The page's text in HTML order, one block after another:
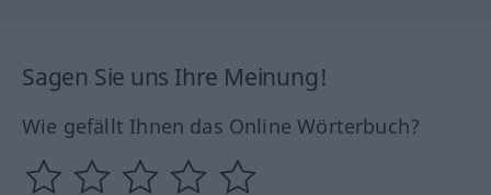
Sagen Sie uns Ihre Meinung!
Wie gefällt Ihnen das Online Wörterbuch?